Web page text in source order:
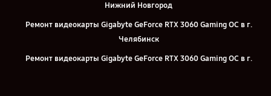
Нижний Новгород
Ремонт видеокарты Gigabyte GeForce RTX 3060 Gaming OC в г.
Челябинск
Ремонт видеокарты Gigabyte GeForce RTX 3060 Gaming OC в г.